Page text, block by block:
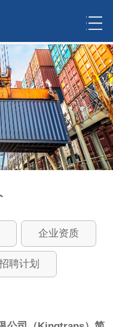
企业资质
聘计划